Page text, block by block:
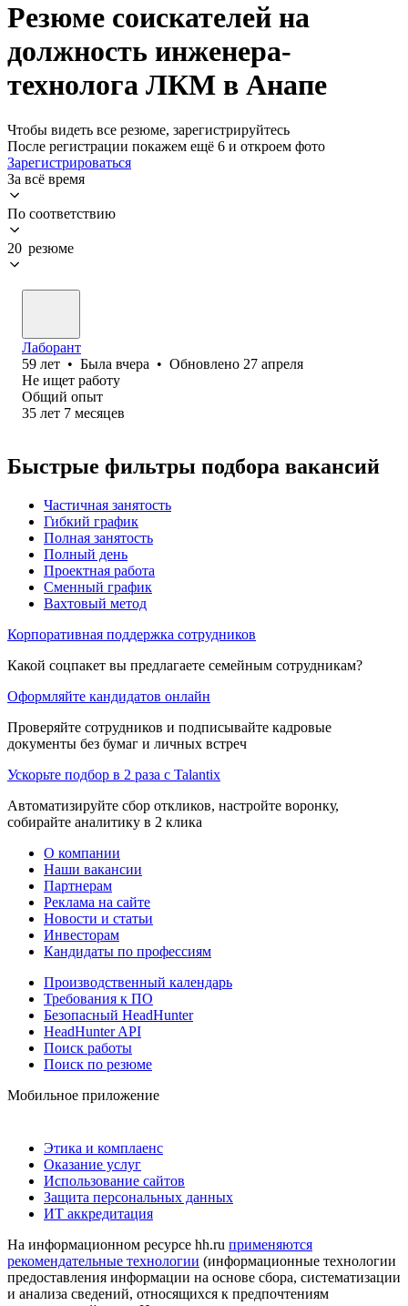
Резюме соискателей на
должность инженера-
технолога ЛКМ в Анапе
Чтобы видеть все резюме, зарегистрируйтесь
После регистрации покажем ещё 6 и откроем фото
Зарегистрироваться
За всё время
По соответствию
20 резюме
Лаборант
59 лет • Была вчера • Обновлено 27 апреля
Не ищет работу
Общий опыт
35 лет 7 месяцев
Быстрые фильтры подбора вакансий
Частичная занятость
Гибкий график
Полная занятость
Полный день
Проектная работа
Сменный график
Вахтовый метод
Корпоративная поддержка сотрудников
Какой соцпакет вы предлагаете семейным сотрудникам?
Оформляйте кандидатов онлайн
Проверяйте сотрудников и подписывайте кадровые
документы без бумаг и личных встреч
Ускорьте подбор в 2 раза с Talantix
Автоматизируйте сбор откликов, настройте воронку,
собирайте аналитику в 2 клика
О компании
Наши вакансии
Партнерам
Реклама на сайте
Новости и статьи
Инвесторам
Кандидаты по профессиям
Производственный календарь
Требования к ПО
Безопасный HeadHunter
HeadHunter API
Поиск работы
Поиск по резюме
Мобильное приложение
Этика и комплаенс
Оказание услуг
Использование сайтов
Защита персональных данных
ИТ аккредитация
На информационном ресурсе hh.ru применяются
рекомендательные технологии (информационные технологии
предоставления информации на основе сбора, систематизации
и анализа сведений, относящихся к предпочтениям